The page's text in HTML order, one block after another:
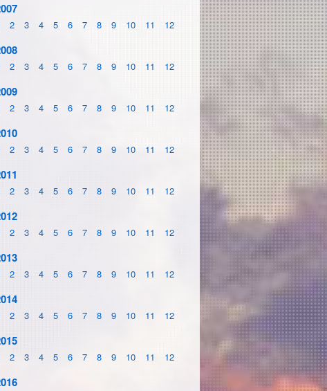
2 3 4 5 6 7 8 9 10 11 12
2 3 4 5 6 7 8 9 10 11 12
2 3 4 5 6 7 8 9 10 11 12
2 3 4 5 6 7 8 9 10 11 12
2 3 4 5 6 7 8 9 10 11 12
2 3 4 5 6 7 8 9 10 11 12
2 3 4 5 6 7 8 9 10 11 12
2 3 4 5 6 7 8 9 10 11 12
2 3 4 5 6 7 8 9 10 11 12